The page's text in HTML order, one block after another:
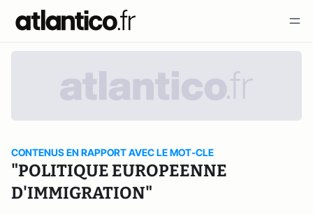
CONTENUS EN RAPPORT AVEC LE MOT-CLE
"POLITIQUE EUROPEENNE
D'IMMIGRATION"